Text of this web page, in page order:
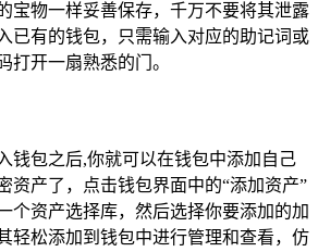
宝物一样妥善保存，千万不要将其泄露
已有的钱包，只需输入对应的助记词或
打开一扇熟悉的门。
钱包之后,你就可以在钱包中添加自己
资产了，点击钱包界面中的“添加资产”
个资产选择库，然后选择你要添加的加
轻松添加到钱包中进行管理和查看，仿